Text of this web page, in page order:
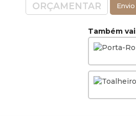
ORÇAMENTAR
Também